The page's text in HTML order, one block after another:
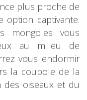
plus proche de
option captivante.
mongoles vous
au milieu de
vous endormir
la coupole de la
oiseaux et du